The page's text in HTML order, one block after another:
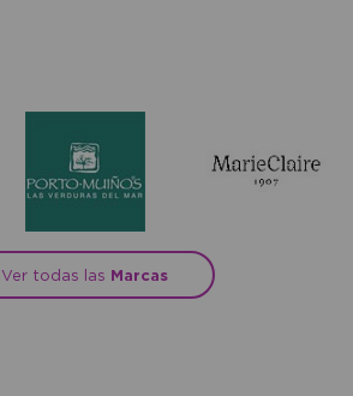
Ver todas las Marcas